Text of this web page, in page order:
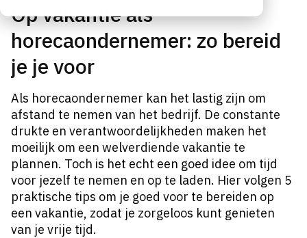
Op vakantie als
horecaondernemer: zo bereid
je je voor
Als horecaondernemer kan het lastig zijn om
afstand te nemen van het bedrijf. De constante
drukte en verantwoordelijkheden maken het
moeilijk om een welverdiende vakantie te
plannen. Toch is het echt een goed idee om tijd
voor jezelf te nemen en op te laden. Hier volgen 5
praktische tips om je goed voor te bereiden op
een vakantie, zodat je zorgeloos kunt genieten
van je vrije tijd.